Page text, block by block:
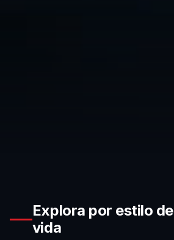
Explora por estilo de
vida